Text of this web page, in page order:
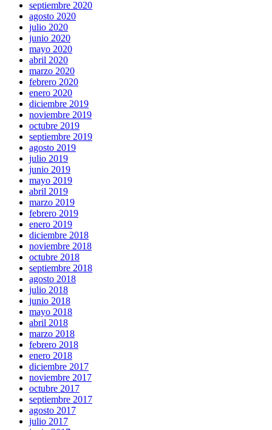
septiembre 2020
agosto 2020
julio 2020
junio 2020
mayo 2020
abril 2020
marzo 2020
febrero 2020
enero 2020
diciembre 2019
noviembre 2019
octubre 2019
septiembre 2019
agosto 2019
julio 2019
junio 2019
mayo 2019
abril 2019
marzo 2019
febrero 2019
enero 2019
diciembre 2018
noviembre 2018
octubre 2018
septiembre 2018
agosto 2018
julio 2018
junio 2018
mayo 2018
abril 2018
marzo 2018
febrero 2018
enero 2018
diciembre 2017
noviembre 2017
octubre 2017
septiembre 2017
agosto 2017
julio 2017